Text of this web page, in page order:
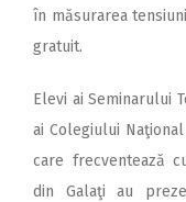
în măsurarea
gratuit.
Elevi ai Seminarului
ai Colegiului
care frecventează
din Galaţi au